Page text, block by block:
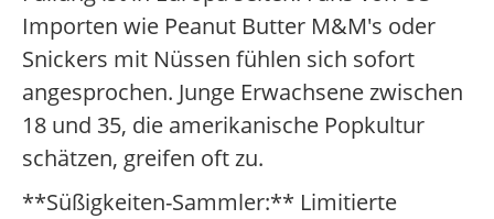
Importen wie Peanut Butter M&M's oder
Snickers mit Nüssen fühlen sich sofort
angesprochen. Junge Erwachsene zwischen
18 und 35, die amerikanische Popkultur
schätzen, greifen oft zu.
**Süßigkeiten-Sammler:** Limitierte